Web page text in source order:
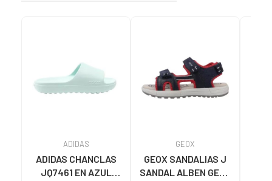
ADIDAS
ADIDAS CHANCLAS
JQ7461 EN AZUL
GEOX
GEOX SANDALIAS J
SANDAL ALBEN GEOX